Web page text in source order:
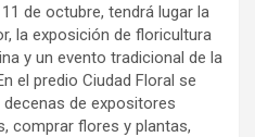
de octubre, tendrá lugar la
la exposición de floricultura
y un evento tradicional de la
el predio Ciudad Floral se
de expositores
comprar flores y plantas,